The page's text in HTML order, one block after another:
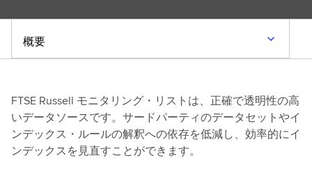
概要
FTSE Russell モニタリング・リストは、正確で透明性の高
いデータソースです。サードパーティのデータセットやイ
ンデックス・ルールの解釈への依存を低減し、効率的にイ
ンデックスを見直すことができます。